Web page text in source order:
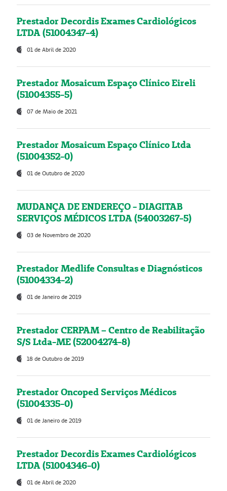
Prestador Decordis Exames Cardiológicos
LTDA (51004347-4)
01 de Abril de 2020
Prestador Mosaicum Espaço Clínico Eireli
(51004355-5)
07 de Maio de 2021
Prestador Mosaicum Espaço Clínico Ltda
(51004352-0)
01 de Outubro de 2020
MUDANÇA DE ENDEREÇO - DIAGITAB
SERVIÇOS MÉDICOS LTDA (54003267-5)
03 de Novembro de 2020
Prestador Medlife Consultas e Diagnósticos
(51004334-2)
01 de Janeiro de 2019
Prestador CERPAM – Centro de Reabilitação
S/S Ltda-ME (52004274-8)
18 de Outubro de 2019
Prestador Oncoped Serviços Médicos
(51004335-0)
01 de Janeiro de 2019
Prestador Decordis Exames Cardiológicos
LTDA (51004346-0)
01 de Abril de 2020